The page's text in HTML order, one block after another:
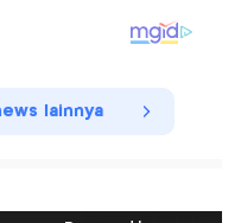
lainnya